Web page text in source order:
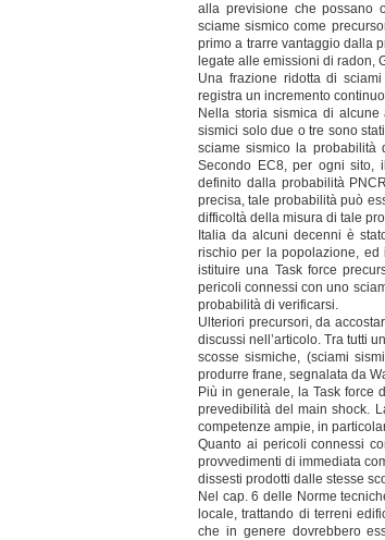
alla previsione che possano
sciame sismico come
primo a trarre vantaggio dalla
legate alle emissioni di radon,
Una frazione ridotta di
registra un incremento
Nella storia sismica di
sismici solo due o tre sono
sciame sismico la probabilità
Secondo EC8, per ogni sito,
definito dalla probabilità
precisa, tale probabilità può
difficoltà della misura di tale
Italia da alcuni decenni è
rischio per la popolazione, ed
istituire una Task force
pericoli connessi con uno
probabilità di verificarsi.
Ulteriori precursori, da
discussi nell’articolo. Tra tutti
scosse sismiche, (sciami
produrre frane, segnalata da
Più in generale, la Task force
prevedibilità del main shock.
competenze ampie, in
Quanto ai pericoli connessi
provvedimenti di immediata
dissesti prodotti dalle stesse
Nel cap. 6 delle Norme
locale, trattando di terreni
che in genere dovrebbero